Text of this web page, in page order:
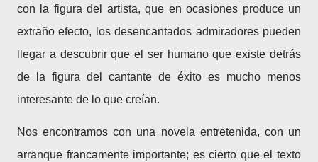
con la figura del artista, que en ocasiones produce un
extraño efecto, los desencantados admiradores pueden
llegar a descubrir que el ser humano que existe detrás
de la figura del cantante de éxito es mucho menos
interesante de lo que creían.
Nos encontramos con una novela entretenida, con un
arranque francamente importante; es cierto que el texto